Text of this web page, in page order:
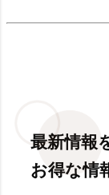
最新情報
お得な情